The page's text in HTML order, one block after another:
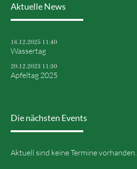
Aktuelle News
16.12.2025 11:40
Wassertag
20.12.2023 11:30
Apfeltag 2025
Die nächsten Events
Aktuell sind keine Termine vorhanden.